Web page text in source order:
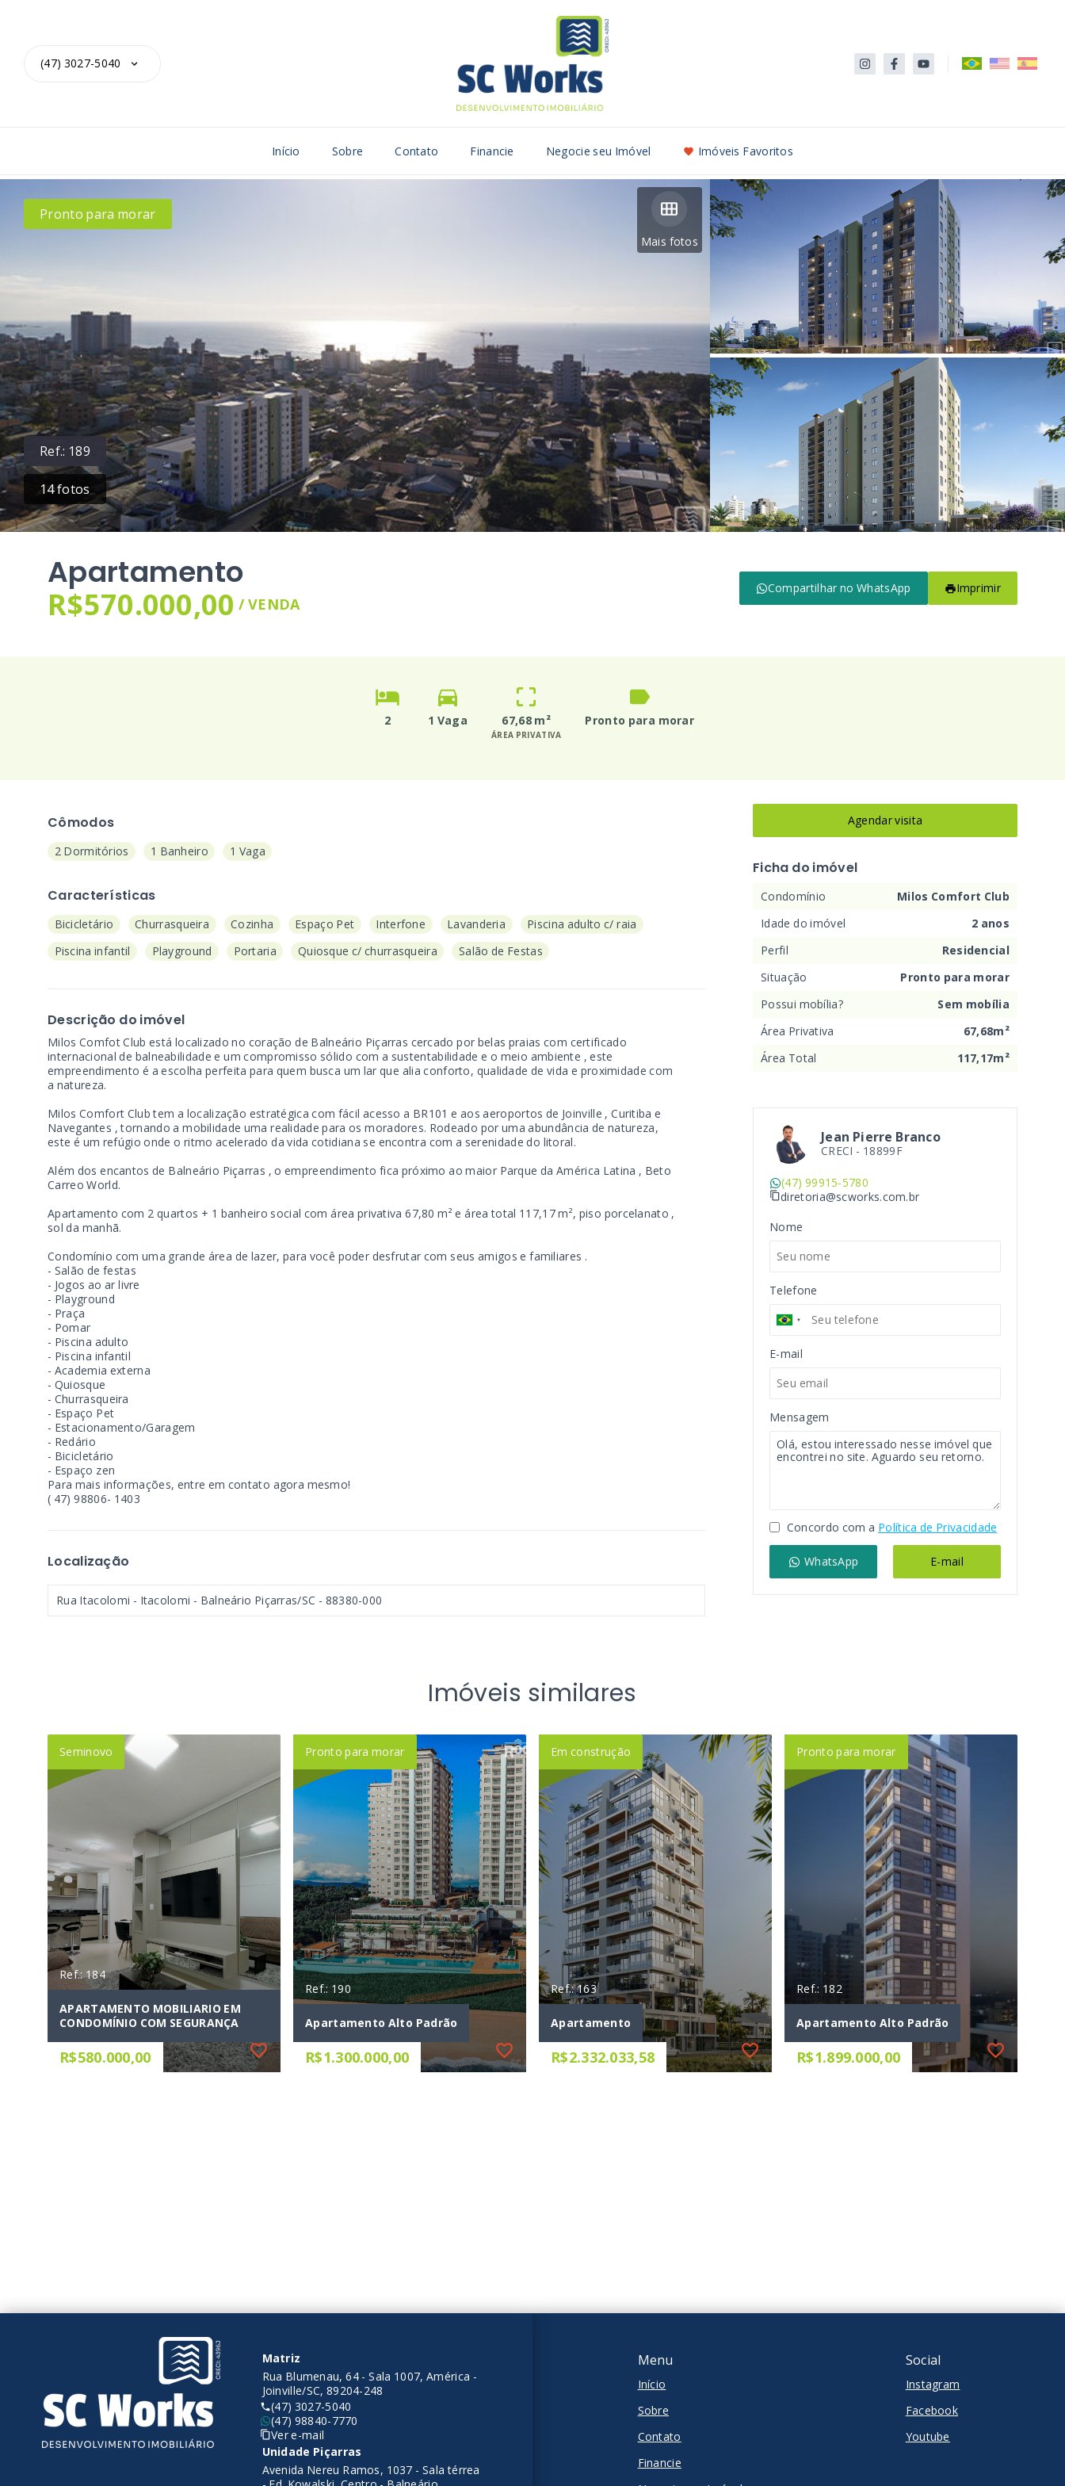
(47) 3027-5040
Início Sobre Contato Financie Negocie seu Imóvel Imóveis Favoritos
Ref.: 189
14fotos
Mais fotos
Pronto para morar
Apartamento
R$570.000,00 /VENDA
Compartilhar no WhatsApp Imprimir
2 1 Vaga 67,68 m²
ÁREA PRIVATIVA
Pronto para morar
Cômodos
2 Dormitórios 1 Banheiro 1 Vaga
Características
Bicicletário Churrasqueira Cozinha Espaço Pet Interfone Lavanderia
Piscina adulto c/ raia
Piscina infantil
Playground Portaria Quiosque c/ churrasqueira Salão de Festas
Descrição do imóvel
Milos Comfot Club está localizado no coração de Balneário Piçarras cercado por belas praias com certificado
internacional de balneabilidade e um compromisso sólido com a sustentabilidade e o meio ambiente , este
empreendimento é a escolha perfeita para quem busca um lar que alia conforto, qualidade de vida e proximidade com
a natureza.
Milos Comfort Club tem a localização estratégica com fácil acesso a BR101 e aos aeroportos de Joinville , Curitiba e
Navegantes , tornando a mobilidade uma realidade para os moradores. Rodeado por uma abundância de natureza,
este é um refúgio onde o ritmo acelerado da vida cotidiana se encontra com a serenidade do litoral.
Além dos encantos de Balneário Piçarras , o empreendimento fica próximo ao maior Parque da América Latina , Beto
Carreo World.
Apartamento com 2 quartos + 1 banheiro social com área privativa 67,80 m² e área total 117,17 m², piso porcelanato ,
sol da manhã.
Condomínio com uma grande área de lazer, para você poder desfrutar com seus amigos e familiares .
- Salão de festas
- Jogos ao ar livre
- Playground
- Praça
- Pomar
- Piscina adulto
- Piscina infantil
- Academia externa
- Quiosque
- Churrasqueira
- Espaço Pet
- Estacionamento/Garagem
- Redário
- Bicicletário
- Espaço zen
Para mais informações, entre em contato agora mesmo!
( 47) 98806- 1403
Localização
Rua Itacolomi - Itacolomi - Balneário Piçarras/SC - 88380-000
Agendar visita
Ficha do imóvel
Condomínio
Milos Comfort Club
Idade do imóvel
2 anos
Perfil
Residencial
Situação
Pronto para morar
Possui mobília?
Sem mobília
Área Privativa
67,68m²
Área Total
117,17m²
Jean Pierre Branco
CRECI - 18899F
(47) 99915-5780
diretoria@scworks.com.br
Nome
Telefone
E-mail
Mensagem
Concordo com a Política de Privacidade
WhatsApp E-mail
Imóveis similares
Seminovo
Ref.: 184
APARTAMENTO MOBILIARIO EM
CONDOMÍNIO COM SEGURANÇA
R$580.000,00
Pronto para morar
Ref.: 190
Apartamento Alto Padrão
R$1.300.000,00
Em construção
Ref.: 163
Apartamento
R$2.332.033,58
Pronto para morar
Ref.: 182
Apartamento Alto Padrão
R$1.899.000,00
Menu
Início
Sobre
Contato
Financie
Social
Instagram
Facebook
Youtube
Matriz
Rua Blumenau, 64 - Sala 1007, América -
Joinville/SC, 89204-248
(47) 3027-5040
(47) 98840-7770
Ver e-mail
Unidade Piçarras
Avenida Nereu Ramos, 1037 - Sala térrea